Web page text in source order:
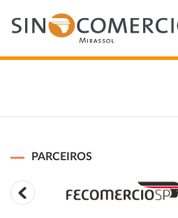
PARCEIROS